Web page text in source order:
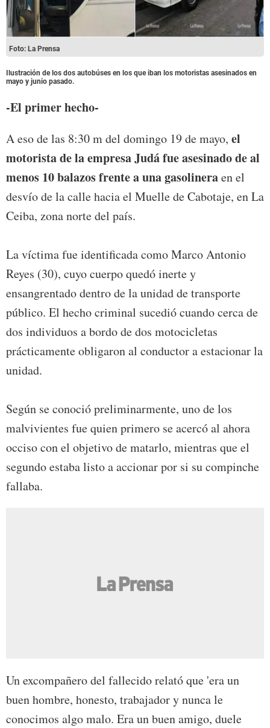
Foto: La Prensa
Ilustración de los dos autobúses en los que iban los motoristas asesinados en
mayo y junio pasado.
-El primer hecho-
A eso de las 8:30 m del domingo 19 de mayo, el
motorista de la empresa Judá fue asesinado de al
menos 10 balazos frente a una gasolineraen el
desvío de la calle hacia el Muelle de Cabotaje, en La
Ceiba, zona norte del país.
La víctima fue identificada como Marco Antonio
Reyes (30), cuyo cuerpo quedó inerte y
ensangrentado dentro de la unidad de transporte
público. El hecho criminal sucedió cuando cerca de
dos individuos a bordo de dos motocicletas
prácticamente obligaron al conductor a estacionar la
unidad.
Según se conoció preliminarmente, uno de los
malvivientes fue quien primero se acercó al ahora
occiso con el objetivo de matarlo, mientras que el
segundo estaba listo a accionar por si su compinche
fallaba.
Un excompañero del fallecido relató que 'era un
buen hombre, honesto, trabajador y nunca le
conocimos algo malo. Era un buen amigo, duele